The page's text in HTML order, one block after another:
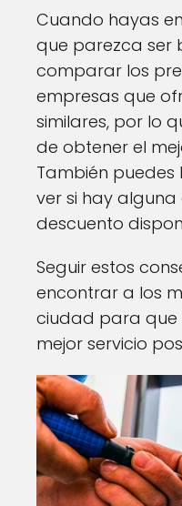
Cuando hayas
que parezca ser
comparar los
empresas que
similares, por lo
de obtener el
También
ver si hay
descuento
Seguir estos
encontrar a los
ciudad para que
mejor servicio